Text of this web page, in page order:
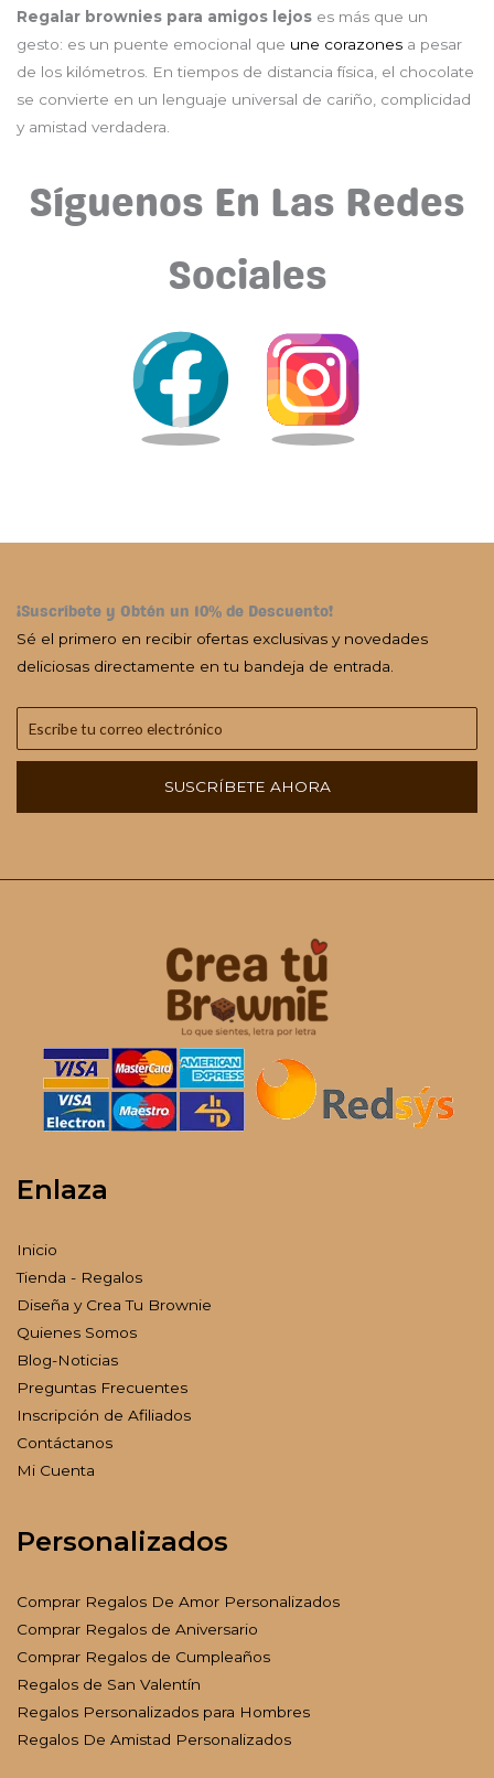
Regalar brownies para amigos lejos es más que un
gesto: es un puente emocional que une corazones a pesar
de los kilómetros. En tiempos de distancia física, el chocolate
se convierte en un lenguaje universal de cariño, complicidad
y amistad verdadera.
Síguenos En Las Redes
Sociales
¡Suscríbete y Obtén un 10% de Descuento!
Sé el primero en recibir ofertas exclusivas y novedades
deliciosas directamente en tu bandeja de entrada.
SUSCRÍBETE AHORA
Enlaza
Inicio
Tienda - Regalos
Diseña y Crea Tu Brownie
Quienes Somos
Blog-Noticias
Preguntas Frecuentes
Inscripción de Afiliados
Contáctanos
Mi Cuenta
Personalizados
Comprar Regalos De Amor Personalizados
Comprar Regalos de Aniversario
Comprar Regalos de Cumpleaños
Regalos de San Valentín
Regalos Personalizados para Hombres
Regalos De Amistad Personalizados